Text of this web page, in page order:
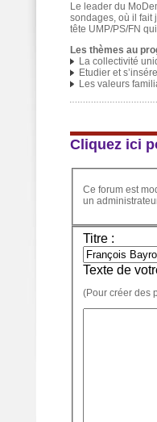
Le leader du
sondages, où il fait
tête UMP/PS/FN
Les thèmes au
La collectivité
Etudier et
Les valeurs
Cliquez ici
Ce forum est
un
Titre :
Texte de
(Pour créer des